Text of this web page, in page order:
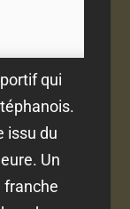
qui
issu du
Un
franche